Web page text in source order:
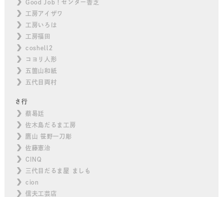
Good Job！センター香芝
工房アイザワ
工房いろは
工房福田
coshell2
コヨリ人形
五箇山和紙
五代目両村
さ行
蔡易廷
佐木島だるま工房
鷹山 笹野一刀彫
佐藤憲治
CINQ
三代目だるま屋 ましも
cion
信夫工芸店